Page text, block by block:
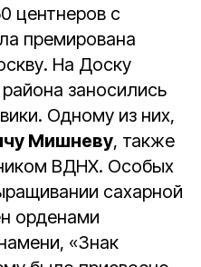
центнеров с
премирована
На Доску
заносились
Одному из них,
Мишневу, также
ВДНХ. Особых
сахарной
орденами
«Знак